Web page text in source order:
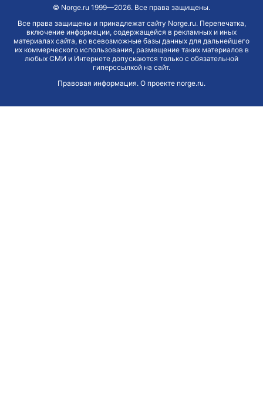
© Norge.ru 1999—2026. Все права защищены.
Все права защищены и принадлежат сайту Norge.ru. Перепечатка,
включение информации, содержащейся в рекламных и иных
материалах сайта, во всевозможные базы данных для дальнейшего
их коммерческого использования, размещение таких материалов в
любых СМИ и Интернете допускаются только с обязательной
гиперссылкой на сайт.
Правовая информация. О проекте norge.ru.